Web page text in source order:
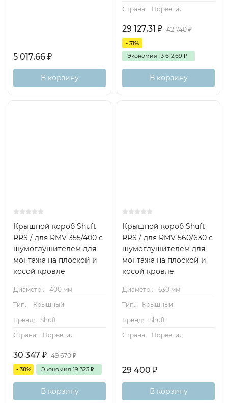
5 017,66 ₽
В корзину
Страна: Норвегия
29 127,31 ₽ 42 740₽
- 31%
Экономия 13 612,69 ₽
В корзину
Крышной короб Shuft
RRS / для RMV 355/400 с
шумоглушителем для
монтажа на плоской и
косой кровле
Диаметр.:
400 мм
Тип.:
Крышный
Бренд:
Shuft
Страна:
Норвегия
30 347 ₽ 49 670₽
- 38% Экономия 19 323 ₽
В корзину
Крышной короб Shuft
RRS / для RMV 560/630 с
шумоглушителем для
монтажа на плоской и
косой кровле
Диаметр.:
630 мм
Тип.:
Крышный
Бренд:
Shuft
Страна:
Норвегия
29 400 ₽
В корзину